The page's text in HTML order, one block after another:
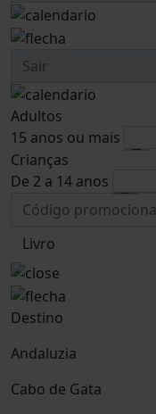
Adultos
15 anos ou mais
Crianças
De 2 a 14 anos
Livro
Destino
Andaluzia
Cabo de Gata